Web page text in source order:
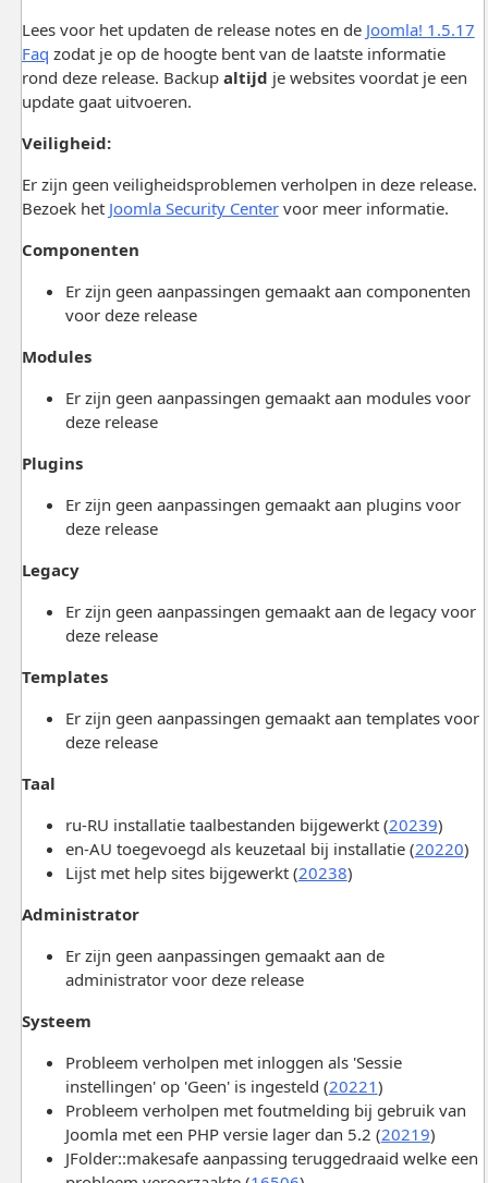
Lees voor het updaten de release notes en de Joomla! 1.5.17
Faq zodat je op de hoogte bent van de laatste informatie
rond deze release. Backup altijd je websites voordat je een
update gaat uitvoeren.
Veiligheid:
Er zijn geen veiligheidsproblemen verholpen in deze release.
Bezoek het Joomla Security Centervoor meer informatie.
Componenten
Er zijn geen aanpassingen gemaakt aan componenten
voor deze release
Modules
Er zijn geen aanpassingen gemaakt aan modules voor
deze release
Plugins
Er zijn geen aanpassingen gemaakt aan plugins voor
deze release
Legacy
Er zijn geen aanpassingen gemaakt aan de legacy voor
deze release
Templates
Er zijn geen aanpassingen gemaakt aan templates voor
deze release
Taal
ru-RU installatie taalbestanden bijgewerkt (20239)
en-AU toegevoegd als keuzetaal bij installatie (20220)
Lijst met help sites bijgewerkt (20238)
Administrator
Er zijn geen aanpassingen gemaakt aan de
administrator voor deze release
Systeem
Probleem verholpen met inloggen als 'Sessie
instellingen' op 'Geen' is ingesteld (20221)
Probleem verholpen met foutmelding bij gebruik van
Joomla met een PHP versie lager dan 5.2 (20219)
JFolder::makesafe aanpassing teruggedraaid welke een